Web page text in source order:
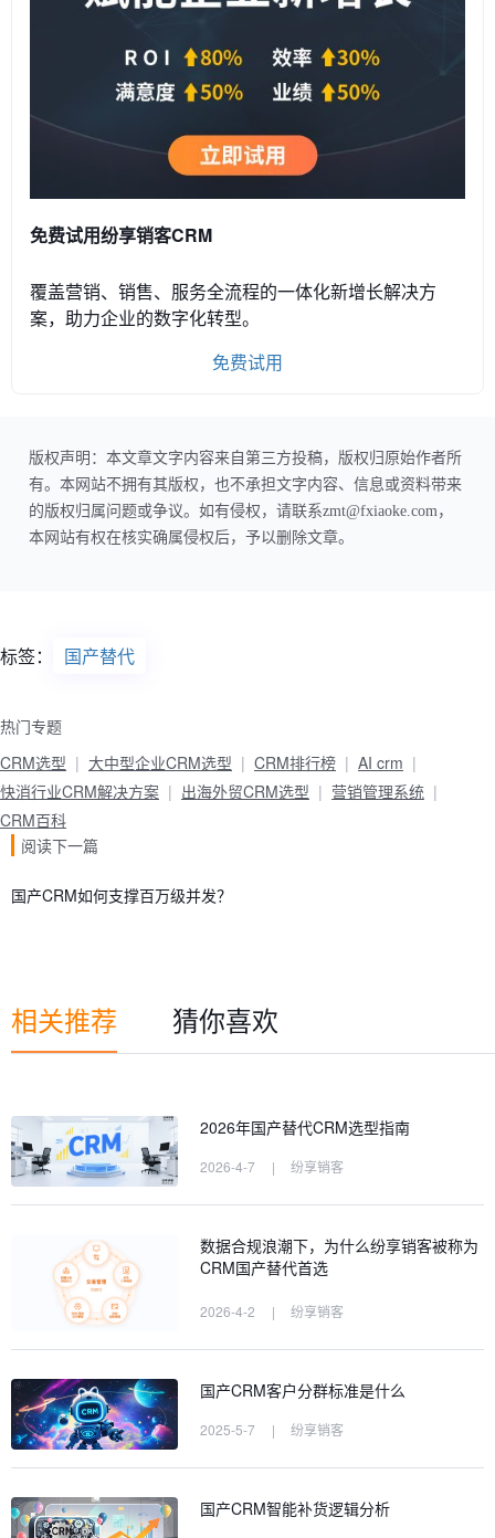
免费试用纷享销客CRM
覆盖营销、销售、服务全流程的一体化新增长解决方
案，助力企业的数字化转型。
免费试用
版权声明：本文章文字内容来自第三方投稿，版权归原始作者所
有。本网站不拥有其版权，也不承担文字内容、信息或资料带来
的版权归属问题或争议。如有侵权，请联系zmt@fxiaoke.com，
本网站有权在核实确属侵权后，予以删除文章。
标签： 国产替代
热门专题
CRM选型
大中型企业CRM选型 CRM排行榜
AI crm
快消行业CRM解决方案
出海外贸CRM选型
营销管理系统
CRM百科
阅读下一篇
国产CRM如何支撑百万级并发？
相关推荐 猜你喜欢
2026年国产替代CRM选型指南
2026-4-7 | 纷享销客
数据合规浪潮下，为什么纷享销客被称为
CRM国产替代首选
2026-4-2 | 纷享销客
国产CRM客户分群标准是什么
2025-5-7 | 纷享销客
国产CRM智能补货逻辑分析